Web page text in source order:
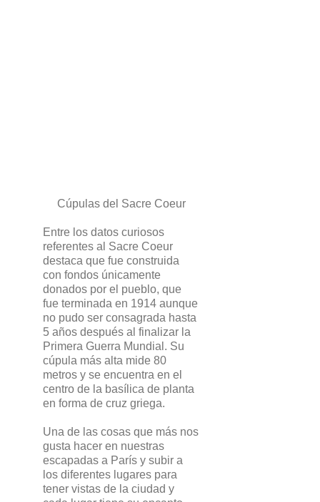
Cúpulas del Sacre Coeur
Entre los datos curiosos
referentes al Sacre Coeur
destaca que fue construida
con fondos únicamente
donados por el pueblo, que
fue terminada en 1914 aunque
no pudo ser consagrada hasta
5 años después al finalizar la
Primera Guerra Mundial. Su
cúpula más alta mide 80
metros y se encuentra en el
centro de la basílica de planta
en forma de cruz griega.
Una de las cosas que más nos
gusta hacer en nuestras
escapadas a París y subir a
los diferentes lugares para
tener vistas de la ciudad y